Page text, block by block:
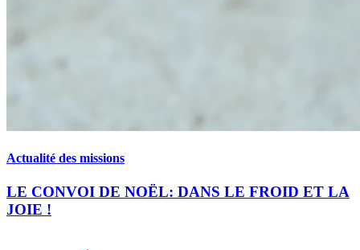
Actualité des missions
LE CONVOI DE NOËL: DANS LE FROID ET LA
JOIE !